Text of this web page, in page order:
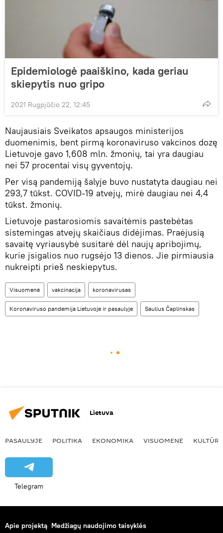
Epidemiologė paaiškino, kada geriau
skiepytis nuo gripo
2021 Rugpjūčio 22, 12:45
Naujausiais Sveikatos apsaugos ministerijos
duomenimis, bent pirmą koronaviruso vakcinos dozę
Lietuvoje gavo 1,608 mln. žmonių, tai yra daugiau
nei 57 procentai visų gyventojų.
Per visą pandemiją šalyje buvo nustatyta daugiau nei
293,7 tūkst. COVID-19 atvejų, mirė daugiau nei 4,4
tūkst. žmonių.
Lietuvoje pastarosiomis savaitėmis pastebėtas
sistemingas atvejų skaičiaus didėjimas. Praėjusią
savaitę vyriausybė susitarė dėl naujų apribojimų,
kurie įsigalios nuo rugsėjo 13 dienos. Jie pirmiausia
nukreipti prieš neskiepytus.
Visuomenė vakcinacija koronavirusas
Koronaviruso pandemija Lietuvoje ir pasaulyje Saulius Čaplinskas
Lietuva
PASAULYJE POLITIKA EKONOMIKA VISUOMENĖ KULTŪRA
Telegram
Apie projektą Medžiagų naudojimo taisyklės